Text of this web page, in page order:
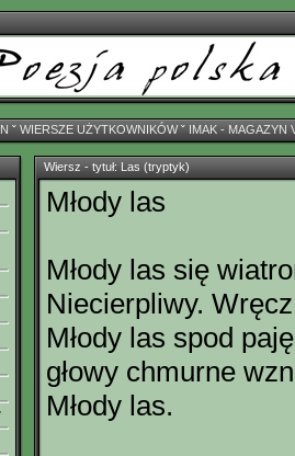
ˇ WIERSZE UŻYTKOWNIKÓWˇ IMAK - MAGAZYN
Wiersz - tytuł: Las (tryptyk)
Młody las
Młody las się
Niecierpliwy.
Młody las spod
głowy chmurne
Młody las.